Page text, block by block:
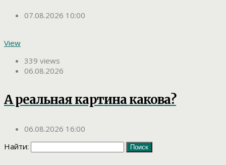
07.08.2026 10:00
View
339 views
06.08.2026
А реальная картина какова?
06.08.2026 16:00
Найти: